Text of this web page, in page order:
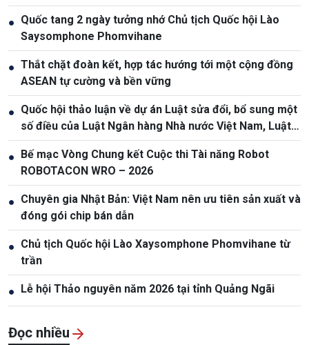
cao giữa Việt Nam và Australia
● Quốc tang 2 ngày tưởng nhớ Chủ tịch Quốc hội Lào
Saysomphone Phomvihane
● Thắt chặt đoàn kết, hợp tác hướng tới một cộng đồng
ASEAN tự cường và bền vững
● Quốc hội thảo luận về dự án Luật sửa đổi, bổ sung một
số điều của Luật Ngân hàng Nhà nước Việt Nam, Luật
Phòng, chống rửa tiền
● Bế mạc Vòng Chung kết Cuộc thi Tài năng Robot
ROBOTACON WRO – 2026
● Chuyên gia Nhật Bản: Việt Nam nên ưu tiên sản xuất và
đóng gói chip bán dẫn
● Chủ tịch Quốc hội Lào Xaysomphone Phomvihane từ
trần
● Lễ hội Thảo nguyên năm 2026 tại tỉnh Quảng Ngãi
Đọc nhiều